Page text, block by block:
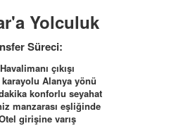
Yolculuk
Süreci:
Havalimanı çıkışı
karayolu Alanya yönü
konforlu seyahat
manzarası eşliğinde
girişine varış